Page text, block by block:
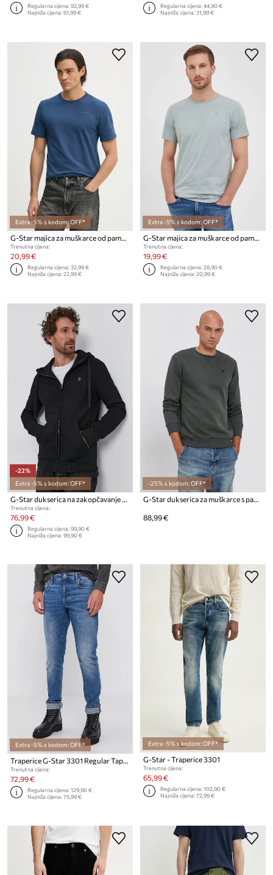
Regularna cijena:92,99 €
Najniža cijena:61,99 €
Regularna cijena:44,90 €
Najniža cijena:31,99 €
Extra -5% s kodom: OFF*
G-Star majica za muškarce od pamuka s elastanom Slim base
Trenutna cijena:
20,99 €
Regularna cijena:32,99 €
Najniža cijena:22,99 €
Extra -5% s kodom: OFF*
G-Star majica za muškarce od pamuka Base-s
Trenutna cijena:
19,99 €
Regularna cijena:28,90 €
Najniža cijena:20,99 €
-22%
Extra -5% s kodom: OFF*
G-Star dukserica na zakopčavanje sa kapuljačom za muškarce od pamuka Premium core
Trenutna cijena:
76,99 €
Regularna cijena:99,90 €
Najniža cijena:99,90 €
-25% s kodom: OFF*
G-Star dukserica za muškarce s pamukom Premium core
88,99 €
Extra -5% s kodom: OFF*
Traperice G-Star 3301 Regular Tapered
Trenutna cijena:
72,99 €
Regularna cijena:129,90 €
Najniža cijena:75,99 €
Extra -5% s kodom: OFF*
G-Star - Traperice 3301
Trenutna cijena:
65,99 €
Regularna cijena:102,90 €
Najniža cijena:72,99 €